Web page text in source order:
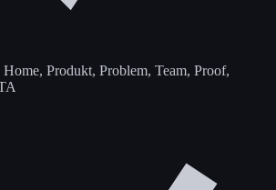
Produkt, Problem, Team, Proof,